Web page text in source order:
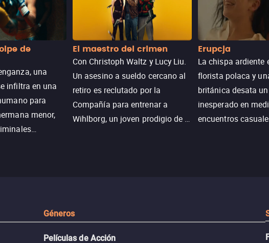
de
una
infiltra en una
para
menor,
El maestro del crimen
Con Christoph Waltz y Lucy Liu.
Un asesino a sueldo cercano al
retiro es reclutado por la
Compañía para entrenar a
Wihlborg, un joven prodigio de la
Erupcja
La chispa ardiente
florista polaca y
británica desata
inesperado en
encuentros
Géneros
Películas de Acción